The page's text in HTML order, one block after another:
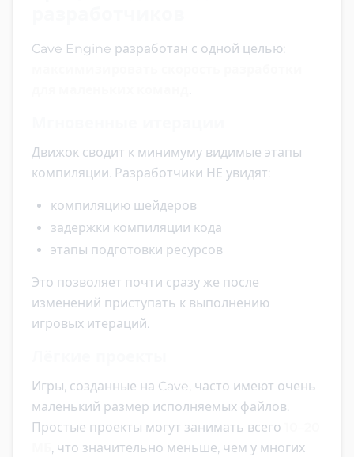
Cave Engine разработан с одной целью:
.
Движок сводит к минимуму видимые этапы
компиляции. Разработчики НЕ увидят:
компиляцию шейдеров
задержки компиляции кода
этапы подготовки ресурсов
Это позволяет почти сразу же после
изменений приступать к выполнению
игровых итераций.
Игры, созданные на Cave, часто имеют очень
маленький размер исполняемых файлов.
Простые проекты могут занимать всего
, что значительно меньше, чем у многих